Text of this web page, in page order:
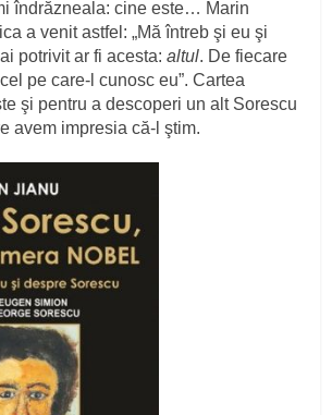
îndrăzneala: cine este… Marin
a venit astfel: „Mă întreb şi eu şi
potrivit ar fi acesta:altul. De fiecare
pe care-l cunosc eu”. Cartea
şi pentru a descoperi un alt Sorescu
avem impresia că-l ştim.